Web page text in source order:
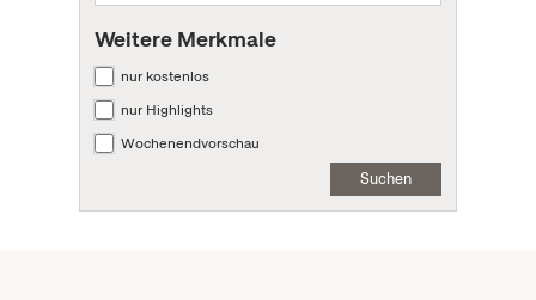
Weitere Merkmale
nur kostenlos
nur Highlights
Wochenendvorschau
Suchen